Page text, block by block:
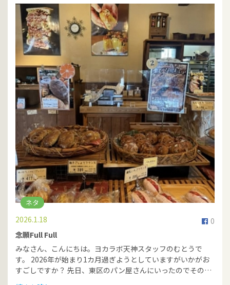
ネタ
0
2026.1.18
念願Full Full
みなさん、こんにちは。ヨカラボ天神スタッフのむとうで
す。 2026年が始まり1カ月過ぎようとしていますがいかがお
すごしですか？ 先日、東区のパン屋さんにいったのでその…